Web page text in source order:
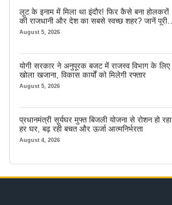
लूट के इनाम में मिला था इंदौर! फिर कैसे बना होलकरों
की राजधानी और देश का सबसे स्वच्छ शहर? जानें पूरी
कहानी
August 5, 2026
योगी सरकार ने अनुपूरक बजट में राजस्व विभाग के लिए
खोला खजाना, विकास कार्यों को मिलेगी रफ्तार
August 5, 2026
प्रधानमंत्री सूर्यघर मुफ्त बिजली योजना से रोशन हो रहा
हर घर, बढ़ रही बचत और ऊर्जा आत्मनिर्भरता
August 4, 2026